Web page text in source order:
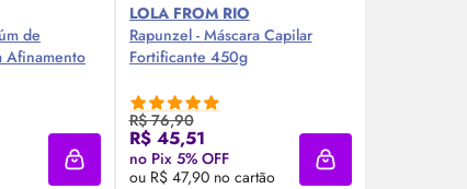
de
Afinamento
❯
Adicionar à sacola
LOLA FROM RIO
Rapunzel - Máscara Capilar
Fortificante 450g
R$ 76,90
R$ 45,51
no Pix 5% OFF
ou R$ 47,90 no cartão
Compre Agora ❯
Adicionar à sacola